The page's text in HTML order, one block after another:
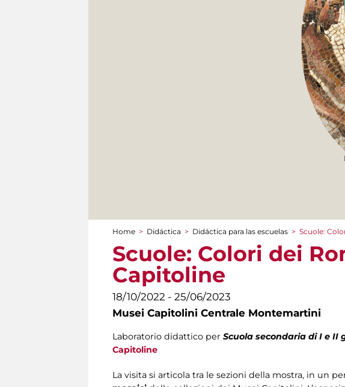
You are here
Home > Didáctica > Didáctica para las escuelas > Scuole:
Scuole: Colori dei
Capitoline
18/10/2022 - 25/06/2023
Musei Capitolini Centrale Montemartini
Laboratorio didattico per Scuola secondaria di I e II
Capitoline
La visita si articola tra le sezioni della mostra, in un